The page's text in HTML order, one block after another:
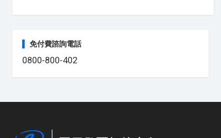
免付費諮詢電話
0800-800-402